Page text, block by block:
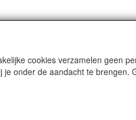
cookies verzamelen geen
onder de aandacht te brengen.